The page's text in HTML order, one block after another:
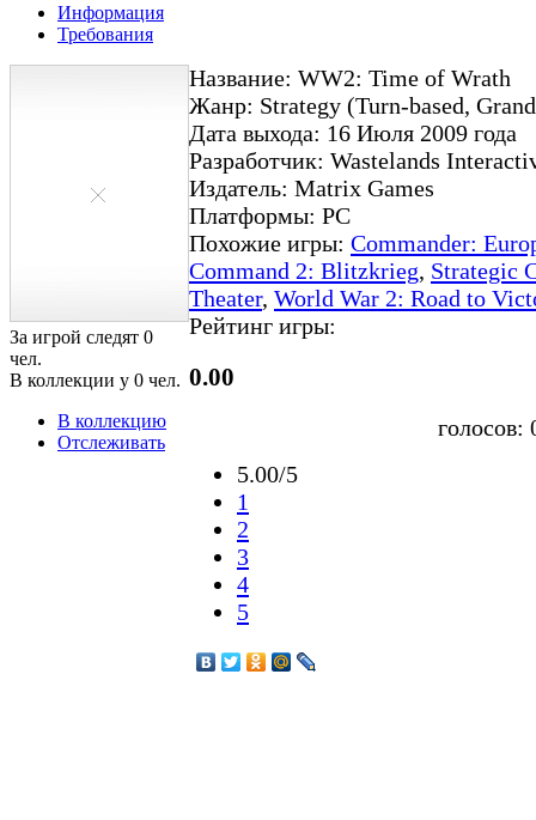
Информация
Требования
За игрой следят 0
чел.
В коллекции у 0 чел.
В коллекцию
Отслеживать
Название: WW2: Time of Wrath
Жанр: Strategy (Turn-based,
Дата выхода: 16 Июля 2009 года
Разработчик: Wastelands
Издатель: Matrix Games
Платформы: PC
Похожие игры: Commander:
Command 2: Blitzkrieg, Strategic
Theater, World War 2: Road to
Рейтинг игры:
0.00
голосов:
5.00/5
1
2
3
4
5